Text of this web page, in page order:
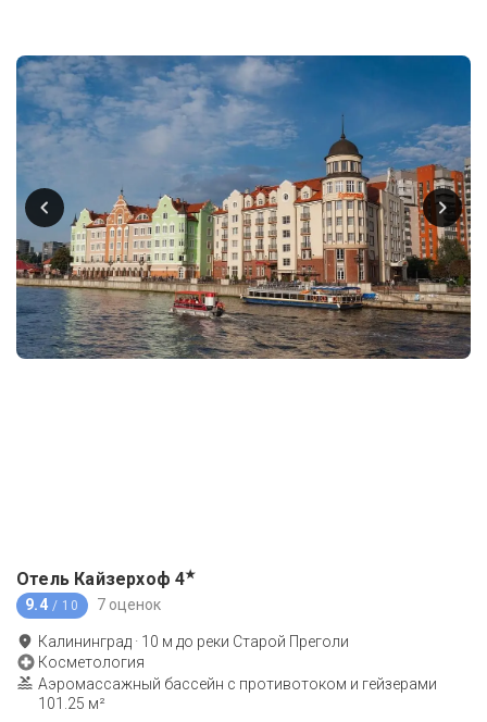
Отель Кайзерхоф 4★
9.4 / 10 7 оценок
Калининград · 10 м до реки Старой Преголи
Косметология
Аэромассажный бассейн с противотоком и гейзерами
101.25 м²